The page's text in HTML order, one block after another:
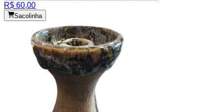
R$ 60,00
Sacolinha